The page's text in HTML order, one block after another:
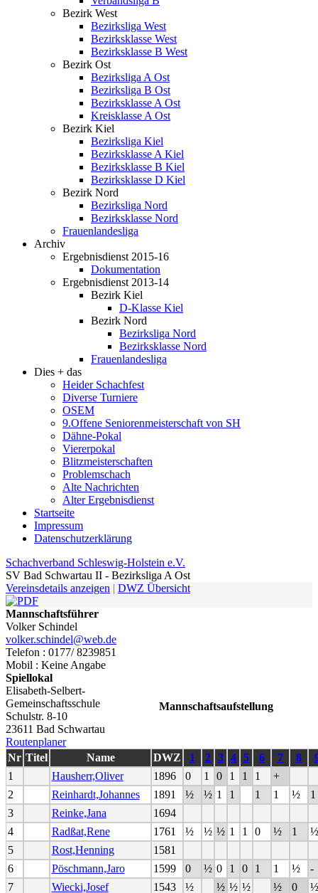
Bezirk West
Bezirksliga West
Bezirksklasse West
Bezirksklasse B West
Bezirk Ost
Bezirksliga A Ost
Bezirksliga B Ost
Bezirksklasse A Ost
Kreisklasse A Ost
Bezirk Kiel
Bezirksliga Kiel
Bezirksklasse A Kiel
Bezirksklasse B Kiel
Bezirksklasse D Kiel
Bezirk Nord
Bezirksliga Nord
Bezirksklasse Nord
Frauenlandesliga
Archiv
Ergebnisdienst 2015-16
Dokumentation
Ergebnisdienst 2013-14
Bezirk Kiel
D-Klasse Kiel
Bezirk Nord
Bezirksliga Nord
Bezirksklasse Nord
Frauenlandesliga
Dies + das
Heider Schachfest
Diverse Turniere
OSEM
9.Offene Seniorenmeisterschaft von SH
Dähne-Pokal
Viererpokal
Blitzmeisterschaften
Problemschach
Alte Nachrichten
Alter Ergebnisdienst
Startseite
Impressum
Datenschutzerklärung
Schachverband Schleswig-Holstein e.V.
SV Bad Schwartau II - Bezirksliga A Ost
Vereinsdetails anzeigen | DWZ Übersicht
Mannschaftsführer
Volker Schindel
volker.schindel@web.de
Telefon : 0177/ 8239851
Mobil : Keine Angabe
Spiellokal
Elisabeth-Selbert-
Gemeinschaftsschule
Schulstr. 8-10
23611 Bad Schwartau
Routenplaner
Mannschaftsaufstellung
Nr Titel Name DWZ 1 2 3 4 5 6 7 8
1
Hausherr,Oliver 1896 0 1 0 1 1 1
+
2
Reinhardt,Johannes 1891 ½ ½ 1 1 1 1 ½
1
3
Reinke,Jana
1694
4
Radßat,Rene 1761 ½ ½ ½ 1 1 0 ½ 1
½
5
Rost,Henning
1581
6
Pöschmann,Jaro 1599 0 ½ 0 1 0 1 1 ½
-
7
Wiecki,Josef 1543 ½ ½ ½ ½ ½ 0 ½